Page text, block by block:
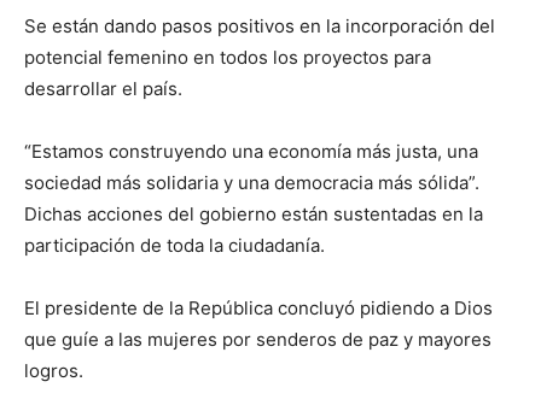
Se están dando pasos positivos en la incorporación del
potencial femenino en todos los proyectos para
desarrollar el país.
“Estamos construyendo una economía más justa, una
sociedad más solidaria y una democracia más sólida”.
Dichas acciones del gobierno están sustentadas en la
participación de toda la ciudadanía.
El presidente de la República concluyó pidiendo a Dios
que guíe a las mujeres por senderos de paz y mayores
logros.